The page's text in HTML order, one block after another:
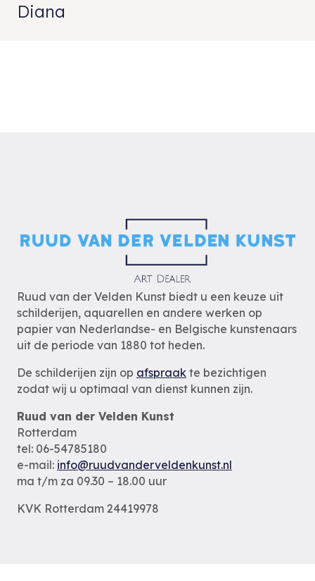
Diana
Ruud van der Velden Kunst biedt u een keuze uit
schilderijen, aquarellen en andere werken op
papier van Nederlandse- en Belgische kunstenaars
uit de periode van 1880 tot heden.
De schilderijen zijn op afspraak te bezichtigen
zodat wij u optimaal van dienst kunnen zijn.
Ruud van der Velden Kunst
Rotterdam
tel: 06-54785180
e-mail: info@ruudvanderveldenkunst.nl
ma t/m za 09.30 – 18.00 uur
KVK Rotterdam 24419978